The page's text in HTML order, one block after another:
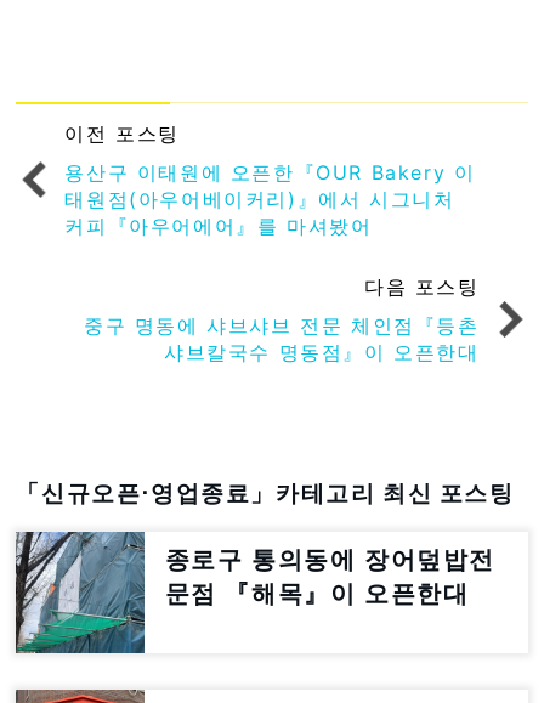
이전 포스팅
용산구 이태원에 오픈한『OUR Bakery 이
태원점(아우어베이커리)』에서 시그니처
커피『아우어에어』를 마셔봤어
다음 포스팅
중구 명동에 샤브샤브 전문 체인점『등촌
샤브칼국수 명동점』이 오픈한대
「신규오픈⋅영업종료」카테고리 최신 포스팅
종로구 통의동에 장어덮밥전
문점 『해목』이 오픈한대